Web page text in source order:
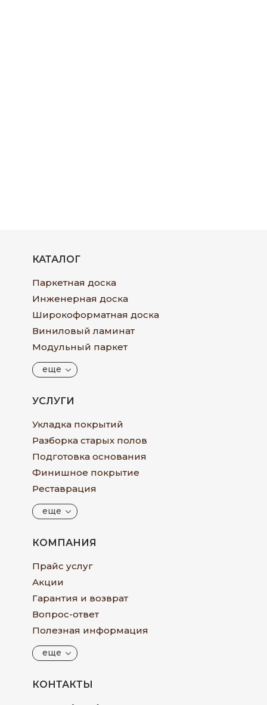
КАТАЛОГ
Паркетная доска
Инженерная доска
Широкоформатная доска
Виниловый ламинат
Модульный паркет
еще
УСЛУГИ
Укладка покрытий
Разборка старых полов
Подготовка основания
Финишное покрытие
Реставрация
еще
КОМПАНИЯ
Прайс услуг
Акции
Гарантия и возврат
Вопрос-ответ
Полезная информация
еще
КОНТАКТЫ